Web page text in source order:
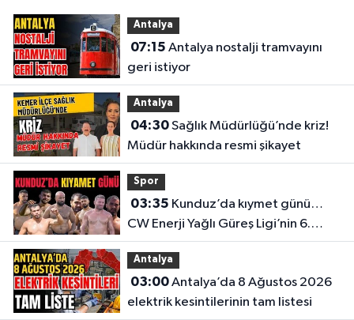
Antalya
07:15
geri istiyor
Antalya
04:30Sağlık Müdürlüğü’nde kriz!
Müdür hakkında resmi şikayet
Spor
03:35
CW Enerji Yağlı Güreş Ligi’nin 6.
Etabı öncesi nefesler tutuldu
Antalya
03:00Antalya’da 8 Ağustos 2026
elektrik kesintilerinin tam listesi